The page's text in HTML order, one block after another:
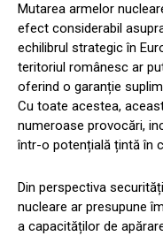
Mutarea armelor
efect considerabil
echilibrul strategic în
teritoriul românesc ar
oferind o garanție
Cu toate acestea,
numeroase provocări,
într-o potențială țintă în
Din perspectiva
nucleare ar presupune
a capacităților de